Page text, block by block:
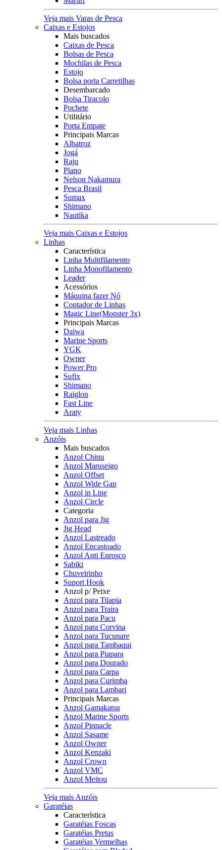
Veja mais Varas de Pesca
Caixas e Estojos
Mais buscados
Caixas de Pesca
Bolsas de Pesca
Mochilas de Pesca
Estojo
Bolsa porta Carretilhas
Desembarcado
Bolsa Tiracolo
Pochete
Utilitário
Porta Empate
Principais Marcas
Albatroz
Jogá
Raju
Plano
Nelson Nakamura
Pesca Brasil
Sumax
Shimano
Nautika
Veja mais Caixas e Estojos
Linhas
Característica
Linha Multifilamento
Linha Monofilamento
Leader
Acessórios
Máquina fazer Nó
Contador de Linhas
Magic Line(Monster 3x)
Principais Marcas
Daiwa
Marine Sports
YGK
Owner
Power Pro
Sufix
Shimano
Raiglon
Fast Line
Araty
Veja mais Linhas
Anzóis
Mais buscados
Anzol Chinu
Anzol Maruseigo
Anzol Offset
Anzol Wide Gap
Anzol in Line
Anzol Circle
Categoria
Anzol para Jig
Jig Head
Anzol Lastreado
Anzol Encastoado
Anzol Anti Enrosco
Sabiki
Chuveirinho
Suport Hook
Anzol p/ Peixe
Anzol para Tilapia
Anzol para Traira
Anzol para Pacu
Anzol para Corvina
Anzol para Tucunare
Anzol para Tambaqui
Anzol para Piapara
Anzol para Dourado
Anzol para Carpa
Anzol para Curimba
Anzol para Lambari
Principais Marcas
Anzol Gamakatsu
Anzol Marine Sports
Anzol Pinnacle
Anzol Sasame
Anzol Owner
Anzol Kenzaki
Anzol Crown
Anzol VMC
Anzol Meitou
Veja mais Anzóis
Garatéias
Característica
Garatéias Foscas
Garatéias Pretas
Garatéias Vermelhas